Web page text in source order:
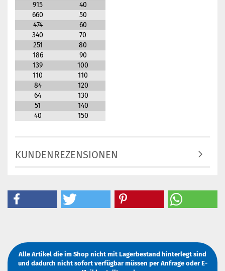
915
40
660
50
474
60
340
70
251
80
186
90
139
100
110
110
84
120
64
130
51
140
40
150
KUNDENREZENSIONEN
Alle Artikel die im Shop nicht mit Lagerbestand hinterlegt sind
und dadurch nicht sofort verfügbar müssen per AnfrageoderE-